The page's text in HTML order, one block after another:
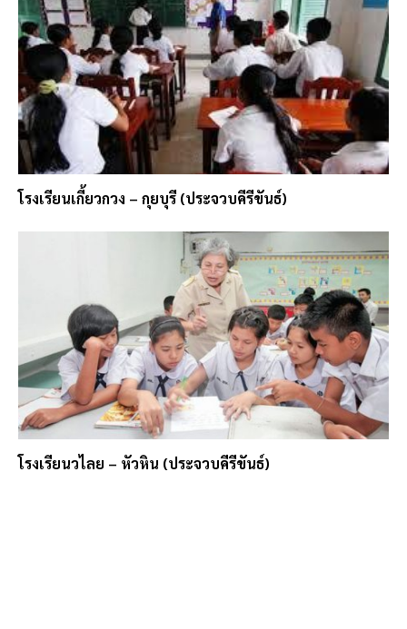
โรงเรียนเกี้ยวกวง – กุยบุรี (ประจวบคีรีขันธ์)
โรงเรียนวไลย – หัวหิน (ประจวบคีรีขันธ์)